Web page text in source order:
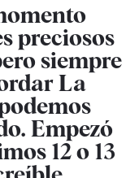
preciosos
siempre
La
Empezó
12 o 13